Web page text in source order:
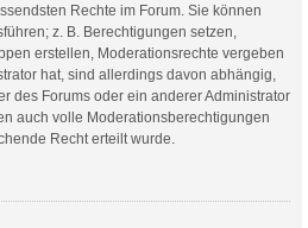
Rechte im Forum. Sie können
z. B. Berechtigungen setzen,
erstellen, Moderationsrechte vergeben
hat, sind allerdings davon abhängig,
des Forums oder ein anderer Administrator
auch volle Moderationsberechtigungen
Recht erteilt wurde.